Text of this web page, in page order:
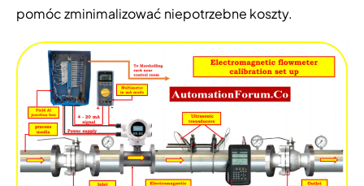
pomóc zminimalizować niepotrzebne koszty.